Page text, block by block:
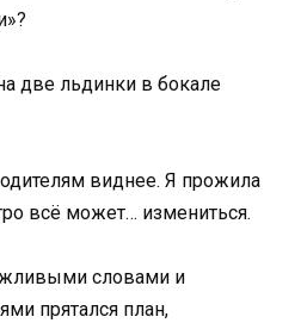
две льдинки в бокале
виднее. Я прожила
всё может… измениться.
словами и
прятался план,